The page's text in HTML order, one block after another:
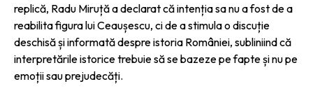
replică, Radu Miruță a declarat că intenția sa nu a fost de a
reabilita figura lui Ceaușescu, ci de a stimula o discuție
deschisă și informată despre istoria României, subliniind că
interpretările istorice trebuie să se bazeze pe fapte și nu pe
emoții sau prejudecăți.